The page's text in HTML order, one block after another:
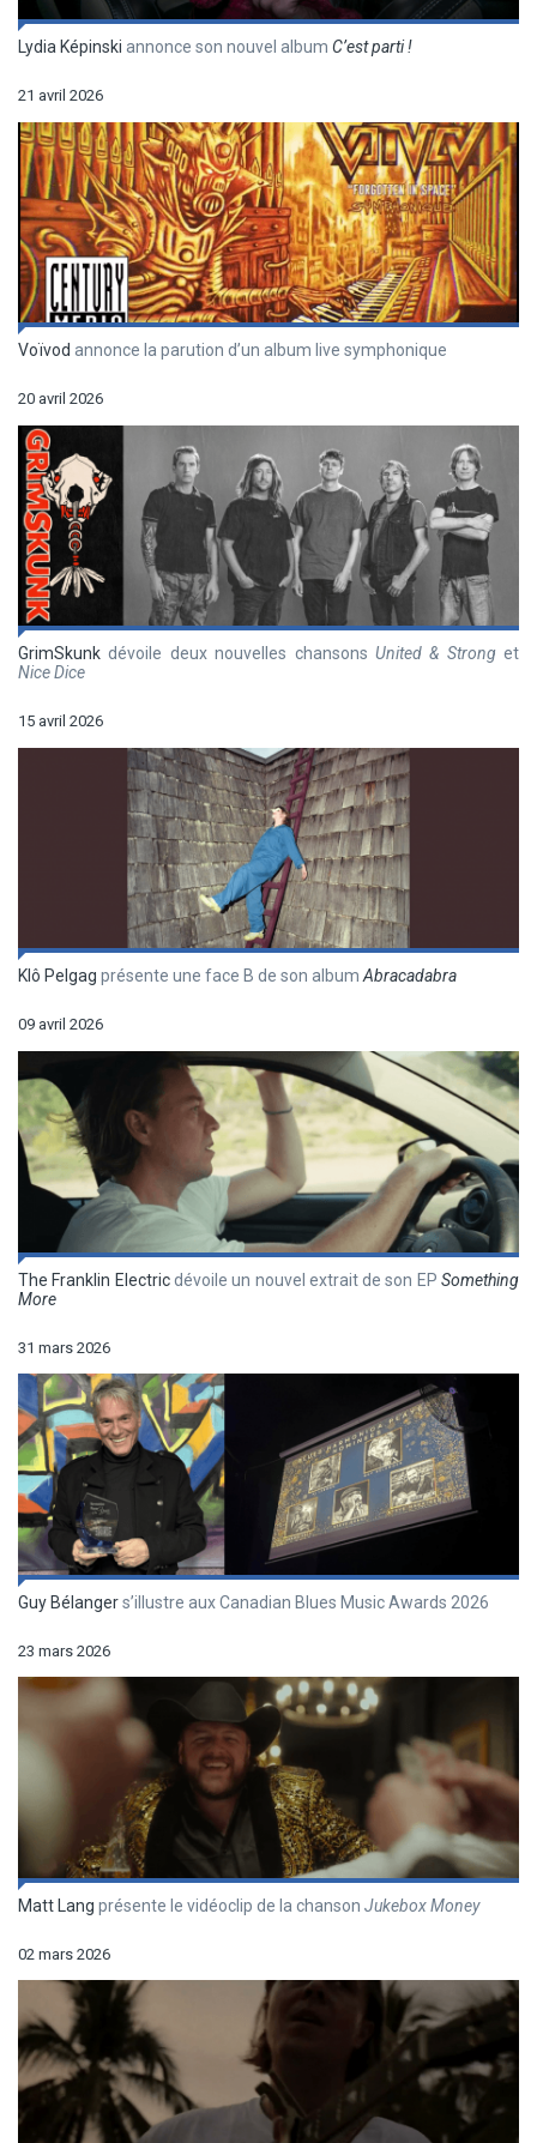
Lydia Képinski annonce son nouvel album C’est parti !
21 avril 2026
Voïvod annonce la parution d’un album live symphonique
20 avril 2026
GrimSkunk dévoile deux nouvelles chansons United & Stronget
Nice Dice
15 avril 2026
Klô Pelgag présente une face B de son albumAbracadabra
09 avril 2026
The Franklin Electricdévoile un nouvel extrait de son EPSomething
More
31 mars 2026
Guy Bélangers’illustre aux Canadian Blues Music Awards 2026
23 mars 2026
Matt Lang présente le vidéoclip de la chanson Jukebox Money
02 mars 2026